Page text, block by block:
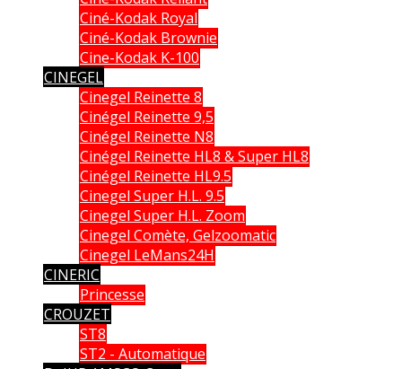
Ciné-Kodak Royal
Ciné-Kodak Brownie
Cine-Kodak K-100
CINEGEL
Cinegel Reinette 8
Cinégel Reinette 9,5
Cinégel Reinette N8
Cinégel Reinette HL8 & Super HL8
Cinégel Reinette HL9.5
Cinegel Super H.L. 9.5
Cinegel Super H.L. Zoom
Cinegel Comète, Gelzoomatic
Cinegel LeMans24H
CINERIC
Princesse
CROUZET
ST8
ST2 - Automatique